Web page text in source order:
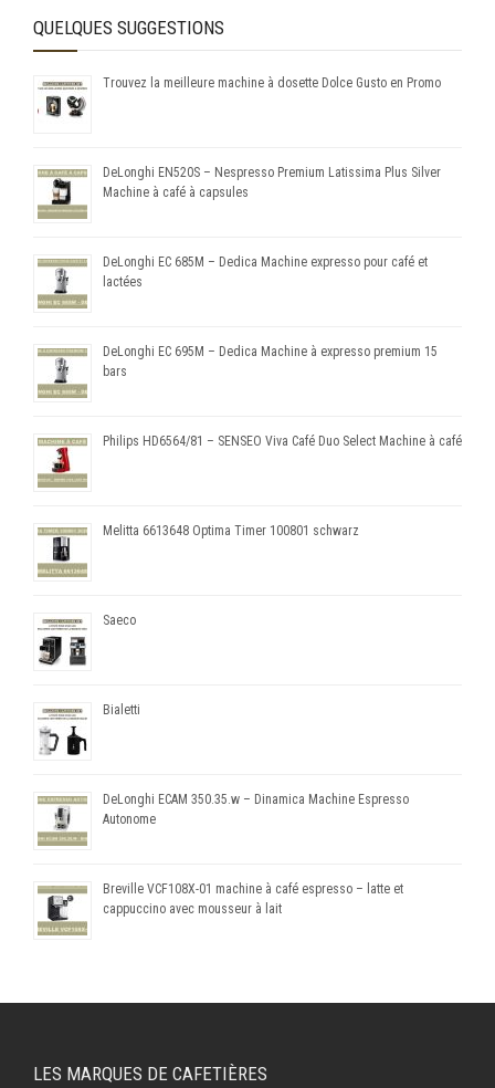
QUELQUES SUGGESTIONS
Trouvez la meilleure machine à dosette Dolce Gusto en Promo
DeLonghi EN520S – Nespresso Premium Latissima Plus Silver
Machine à café à capsules
DeLonghi EC 685M – Dedica Machine expresso pour café et
lactées
DeLonghi EC 695M – Dedica Machine à expresso premium 15
bars
Philips HD6564/81 – SENSEO Viva Café Duo Select Machine à café
Melitta 6613648 Optima Timer 100801 schwarz
Saeco
Bialetti
DeLonghi ECAM 350.35.w – Dinamica Machine Espresso
Autonome
Breville VCF108X-01 machine à café espresso – latte et
cappuccino avec mousseur à lait
LES MARQUES DE CAFETIÈRES